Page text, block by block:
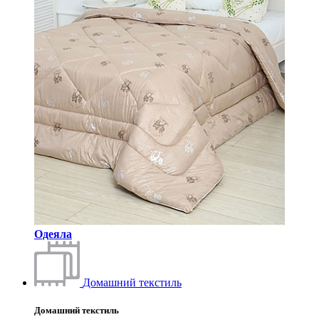
Одеяла
Домашний текстиль
Домашний текстиль